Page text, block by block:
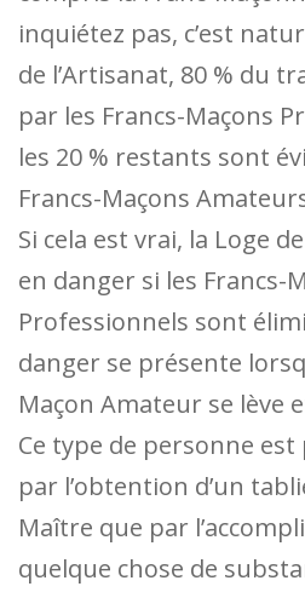
inquiétez pas, c’est
de l’Artisanat, 80 % du
par les Francs-Maçons
les 20 % restants sont
Francs-Maçons
Si cela est vrai, la Loge
en danger si les Francs-
Professionnels sont
danger se présente
Maçon Amateur se lève
Ce type de personne
par l’obtention d’un
Maître que par
quelque chose de